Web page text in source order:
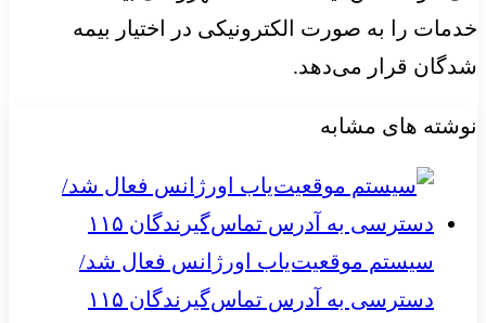
خدمات را به صورت الکترونیکی در اختیار بیمه
شدگان قرار می‌دهد.
نوشته های مشابه
سیستم موقعیت‌یاب اورژانس فعال شد/
دسترسی به آدرس تماس‌گیرندگان ۱۱۵